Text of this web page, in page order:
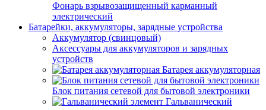
Фонарь взрывозащищенный карманный
электрический
Батарейки, аккумуляторы, зарядные устройства
Аккумулятор (свинцовый)
Аксессуары для аккумуляторов и зарядных
устройств
Батарея аккумуляторная
Блок питания сетевой для бытовой электроники
Гальванический